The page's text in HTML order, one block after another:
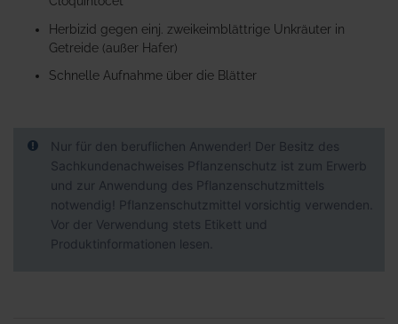
springen
Herbizid gegen einj. zweikeimblättrige Unkräuter in
Getreide (außer Hafer)
Schnelle Aufnahme über die Blätter
Nur für den beruflichen Anwender! Der Besitz des
Sachkundenachweises Pflanzenschutz ist zum Erwerb
und zur Anwendung des Pflanzenschutzmittels
notwendig! Pflanzenschutzmittel vorsichtig verwenden.
Vor der Verwendung stets Etikett und
Produktinformationen lesen.